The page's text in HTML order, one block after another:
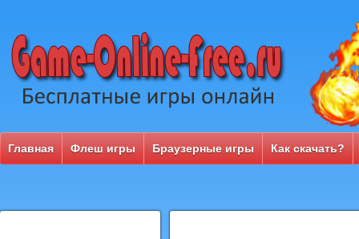
Главная Флеш игры Браузерные игры Как скачать?